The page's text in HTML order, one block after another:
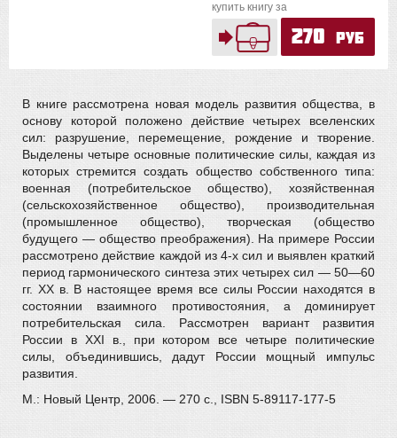
купить книгу за
270 руб
В книге рассмотрена новая модель развития общества, в
основу которой положено действие четырех вселенских
сил: разрушение, перемещение, рождение и творение.
Выделены четыре основные политические силы, каждая из
которых стремится создать общество собственного типа:
военная (потребительское общество), хозяйственная
(сельскохозяйственное общество), производительная
(промышленное общество), творческая (общество
будущего — общество преображения). На примере России
рассмотрено действие каждой из 4-х сил и выявлен краткий
период гармонического синтеза этих четырех сил — 50—60
гг. XX в. В настоящее время все силы России находятся в
состоянии взаимного противостояния, а доминирует
потребительская сила. Рассмотрен вариант развития
России в XXI в., при котором все четыре политические
силы, объединившись, дадут России мощный импульс
развития.
М.: Новый Центр, 2006. — 270 с., ISBN 5-89117-177-5